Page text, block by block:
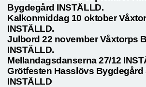
Bygdegård INSTÄLLD.
Kalkonmiddag 10 oktober
INSTÄLLD.
Julbord 22 november Våxtorps
INSTÄLLD.
Mellandagsdanserna 27/12
Grötfesten Hasslövs Bygdegård
INSTÄLLD